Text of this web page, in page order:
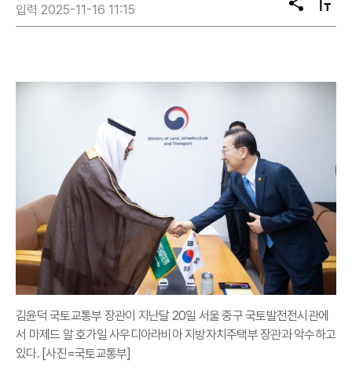
입력 2025-11-16 11:15
공
유
텍
스
김윤덕 국토교통부 장관이 지난달 20일 서울 중구 국토발전전시관에
서 마제드 알 호가일 사우디아라비아 지방자치주택부 장관과 악수하고
있다. [사진=국토교통부]